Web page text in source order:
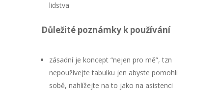
lidstva
Důležité poznámky k používání
zásadní je koncept “nejen pro mě”, tzn
nepoužívejte tabulku jen abyste pomohli
sobě, nahlížejte na to jako na asistenci